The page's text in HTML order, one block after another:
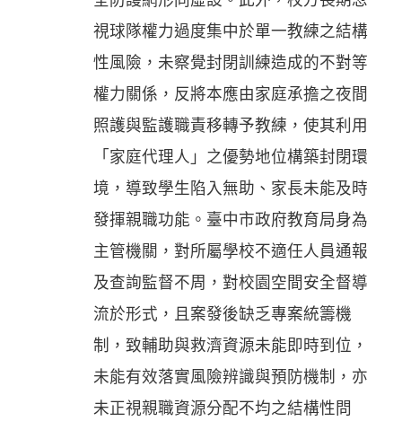
視球隊權力過度集中於單一教練之結構
性風險，未察覺封閉訓練造成的不對等
權力關係，反將本應由家庭承擔之夜間
照護與監護職責移轉予教練，使其利用
「家庭代理人」之優勢地位構築封閉環
境，導致學生陷入無助、家長未能及時
發揮親職功能。臺中市政府教育局身為
主管機關，對所屬學校不適任人員通報
及查詢監督不周，對校園空間安全督導
流於形式，且案發後缺乏專案統籌機
制，致輔助與救濟資源未能即時到位，
未能有效落實風險辨識與預防機制，亦
未正視親職資源分配不均之結構性問